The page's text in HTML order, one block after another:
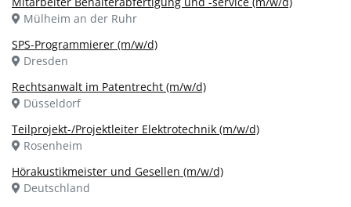
Mülheim an der Ruhr
SPS-Programmierer (m/w/d)
Dresden
Rechtsanwalt im Patentrecht (m/w/d)
Düsseldorf
Teilprojekt-/Projektleiter Elektrotechnik (m/w/d)
Rosenheim
Hörakustikmeister und Gesellen (m/w/d)
Deutschland